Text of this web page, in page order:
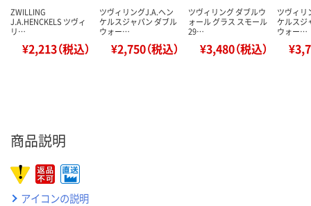
ZWILLING
J.A.HENCKELS ツヴィ
リ…
¥2,213（税込）
ツヴィリングJ.A.ヘン
ケルスジャパン ダブル
ウォー…
¥2,750（税込）
ツヴィリング ダブルウ
ォール グラス スモール
29…
¥3,480（税込）
ツヴィリ
ケルスジ
ウォー…
商品説明
アイコンの説明